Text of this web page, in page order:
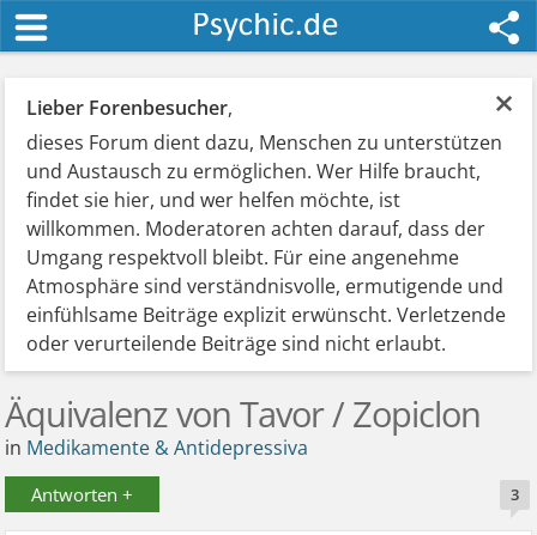
×
Lieber Forenbesucher,
dieses Forum dient dazu, Menschen zu unterstützen
und Austausch zu ermöglichen. Wer Hilfe braucht,
findet sie hier, und wer helfen möchte, ist
willkommen. Moderatoren achten darauf, dass der
Umgang respektvoll bleibt. Für eine angenehme
Atmosphäre sind verständnisvolle, ermutigende und
einfühlsame Beiträge explizit erwünscht. Verletzende
oder verurteilende Beiträge sind nicht erlaubt.
Äquivalenz von Tavor / Zopiclon
in Medikamente & Antidepressiva
Antworten + 3